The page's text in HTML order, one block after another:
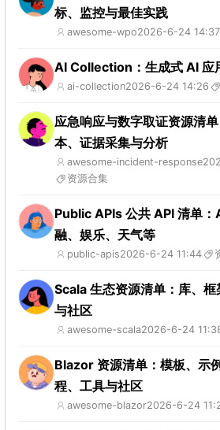
标、监控与最佳实践
awesome-wpo2026-6-24 14:37
AI Collection：生成式 AI 应
ai-collection2026-6-24 14:26
应急响应与数字取证资源清
本、证据采集与分析
awesome-incident-response
资源合集
Public APIs 公共 API 清单
融、娱乐、天气等
public-apis2026-6-24 11:44
Scala 生态资源清单：库、
与社区
awesome-scala2026-6-24
Blazor 资源清单：模板、示
程、工具与社区
awesome-blazor2026-6-24